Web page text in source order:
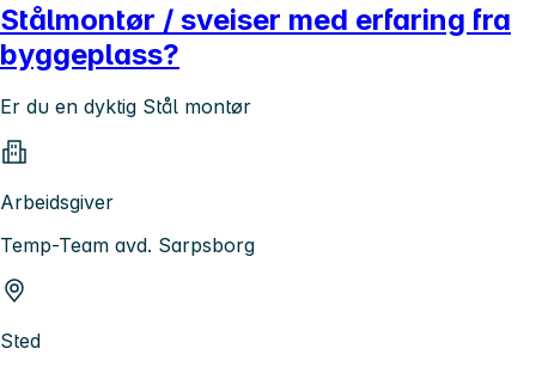
Stålmontør / sveiser med erfaring fra
byggeplass?
Er du en dyktig Stål montør
Arbeidsgiver
Temp-Team avd. Sarpsborg
Sted